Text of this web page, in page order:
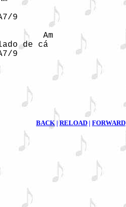
9
Am
de cá
9
BACK |RELOAD | FORWARD